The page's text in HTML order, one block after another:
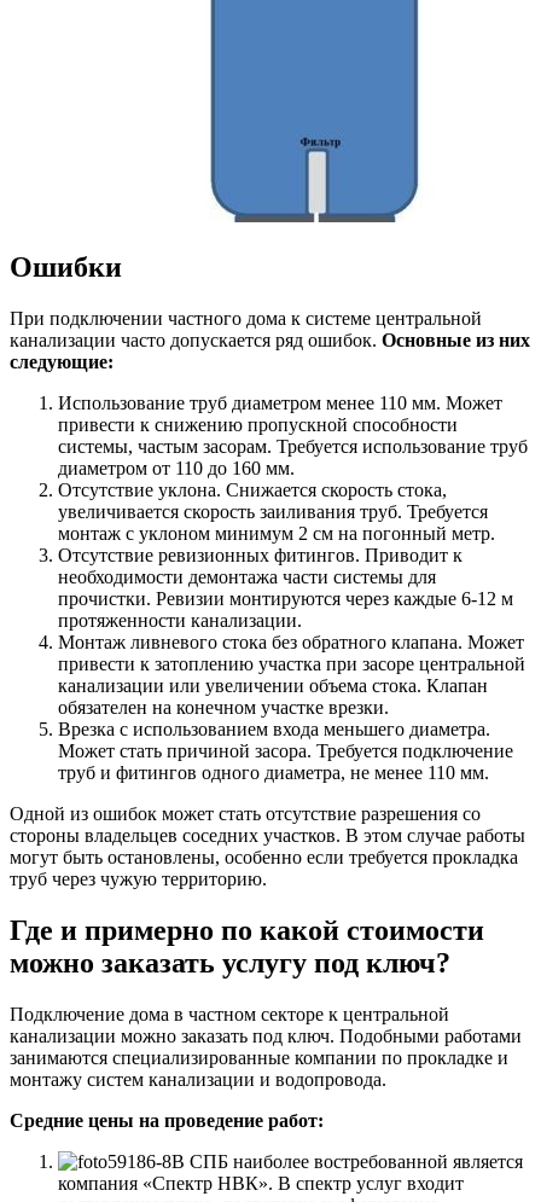
Ошибки
При подключении частного дома к системе центральной
канализации часто допускается ряд ошибок. Основные из них
следующие:
Использование труб диаметром менее 110 мм. Может
привести к снижению пропускной способности
системы, частым засорам. Требуется использование труб
диаметром от 110 до 160 мм.
Отсутствие уклона. Снижается скорость стока,
увеличивается скорость заиливания труб. Требуется
монтаж с уклоном минимум 2 см на погонный метр.
Отсутствие ревизионных фитингов. Приводит к
необходимости демонтажа части системы для
прочистки. Ревизии монтируются через каждые 6-12 м
протяженности канализации.
Монтаж ливневого стока без обратного клапана. Может
привести к затоплению участка при засоре центральной
канализации или увеличении объема стока. Клапан
обязателен на конечном участке врезки.
Врезка с использованием входа меньшего диаметра.
Может стать причиной засора. Требуется подключение
труб и фитингов одного диаметра, не менее 110 мм.
Одной из ошибок может стать отсутствие разрешения со
стороны владельцев соседних участков. В этом случае работы
могут быть остановлены, особенно если требуется прокладка
труб через чужую территорию.
Где и примерно по какой стоимости
можно заказать услугу под ключ?
Подключение дома в частном секторе к центральной
канализации можно заказать под ключ. Подобными работами
занимаются специализированные компании по прокладке и
монтажу систем канализации и водопровода.
Средние цены на проведение работ:
В СПБ наиболее востребованной является
компания «Спектр НВК». В спектр услуг входит